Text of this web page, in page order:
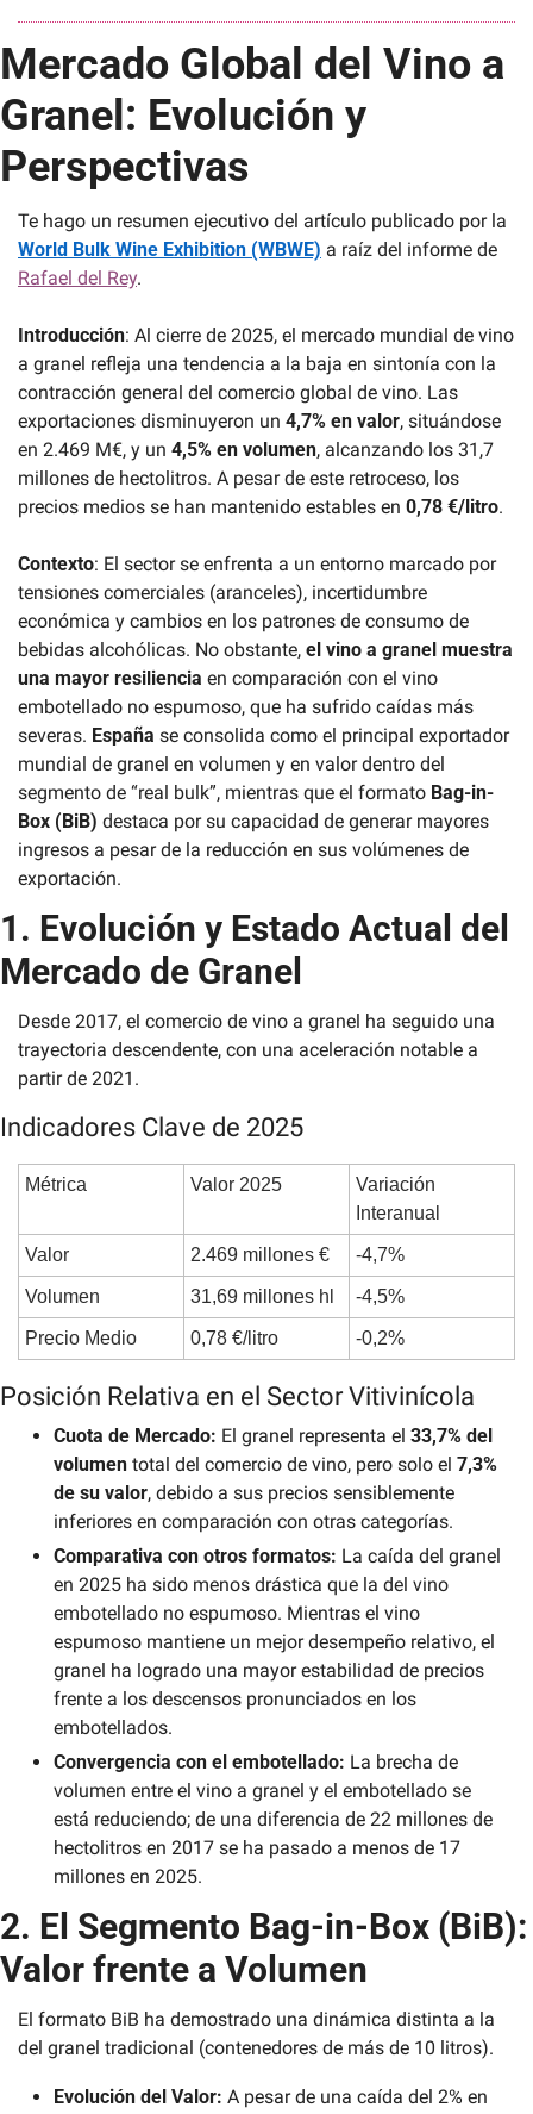
Mercado Global del Vino a
Granel: Evolución y
Perspectivas
World Bulk Wine Exhibition (WBWE)
Rafael del Rey.
Introducción: Al cierre de 2025, el mercado mundial de vino
a granel refleja una tendencia a la baja en sintonía con la
contracción general del comercio global de vino. Las
exportaciones disminuyeron un 4,7% en valor, situándose
en 2.469 M€, y un 4,5% en volumen, alcanzando los 31,7
millones de hectolitros. A pesar de este retroceso, los
precios medios se han mantenido estables en 0,78 €/litro.
Contexto: El sector se enfrenta a un entorno marcado por
tensiones comerciales (aranceles), incertidumbre
económica y cambios en los patrones de consumo de
bebidas alcohólicas. No obstante, el vino a granel muestra
una mayor resiliencia en comparación con el vino
embotellado no espumoso, que ha sufrido caídas más
severas. España se consolida como el principal exportador
mundial de granel en volumen y en valor dentro del
segmento de “real bulk”, mientras que el formato Bag-in-
Box (BiB) destaca por su capacidad de generar mayores
ingresos a pesar de la reducción en sus volúmenes de
exportación.
1. Evolución y Estado Actual del
Mercado de Granel
Desde 2017, el comercio de vino a granel ha seguido una
trayectoria descendente, con una aceleración notable a
partir de 2021.
Indicadores Clave de 2025
Métrica Valor 2025
Variación
Interanual
Valor 2.469 millones € -4,7%
Volumen 31,69 millones hl -4,5%
Precio Medio 0,78 €/litro -0,2%
Posición Relativa en el Sector Vitivinícola
Cuota de Mercado: El granel representa el 33,7% del
volumen total del comercio de vino, pero solo el 7,3%
de su valor, debido a sus precios sensiblemente
inferiores en comparación con otras categorías.
Comparativa con otros formatos: La caída del granel
en 2025 ha sido menos drástica que la del vino
embotellado no espumoso. Mientras el vino
espumoso mantiene un mejor desempeño relativo, el
granel ha logrado una mayor estabilidad de precios
frente a los descensos pronunciados en los
embotellados.
Convergencia con el embotellado: La brecha de
volumen entre el vino a granel y el embotellado se
está reduciendo; de una diferencia de 22 millones de
hectolitros en 2017 se ha pasado a menos de 17
millones en 2025.
2. El Segmento Bag-in-Box (BiB):
Valor frente a Volumen
El formato BiB ha demostrado una dinámica distinta a la
del granel tradicional (contenedores de más de 10 litros).
Evolución del Valor: A pesar de una caída del 2% en